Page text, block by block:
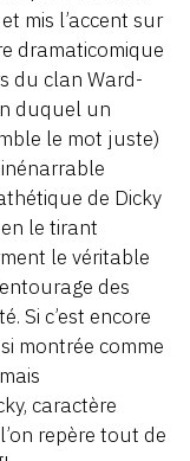
mis l’accent sur
dramaticomique
du clan Ward-
duquel un
le mot juste)
de Dicky
le tirant
le véritable
des
Si c’est encore
montrée comme
caractère
repère tout de